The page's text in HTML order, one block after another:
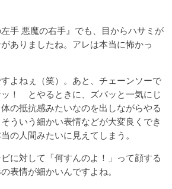
手 悪魔の右手』でも、目からハサミが
ありましたね。アレは本当に怖かっ
よねぇ（笑）。あと、チェーンソーで
！ とやるときに、ズバッと一気にじ
の抵抗感みたいなのを出しながらやる
ういう細かい表情などが大変良くでき
の人間みたいに見えてしまう。
に対して「何すんのよ！」って顔する
表情が細かいんですよね。